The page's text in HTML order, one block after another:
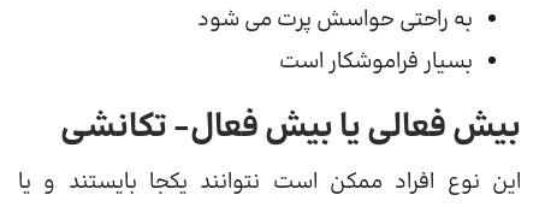
به راحتی حواسش پرت می شود
بسیار فراموشکار است
بیش فعالی یا بیش فعال- تکانشی
این نوع افراد ممکن است نتوانند یکجا بایستند و یا